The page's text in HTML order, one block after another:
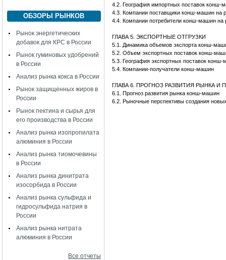
ОБЗОРЫ РЫНКОВ
Рынок энергетических
добавок для КРС в России
Рынок гуминовых удобрений
в России
Анализ рынка кокса в России
Рынок защищенных жиров в
России
Рынок пектина и сырья для
его производства в России
Анализ рынка изопропилата
алюминия в России
Анализ рынка тиомочевины
в России
Анализ рынка динитрата
изосорбида в России
Анализ рынка сульфида и
гидросульфида натрия в
России
Анализ рынка нитрата
алюминия в России
Все отчеты
4.2. География импортных поставок конш-
4.3. Компании поставщики конш-машин на
4.4. Компании потребители конш-машин на
ГЛАВА 5. ЭКСПОРТНЫЕ ОТГРУЗКИ
5.1. Динамика объемов экспорта конш-
5.2. Объем экспортных поставок конш-
5.3. География экспортных поставок
5.4. Компании-получатели конш-машин
ГЛАВА 6. ПРОГНОЗ РАЗВИТИЯ РЫНКА
6.1. Прогноз развития рынка конш-машин
6.2. Рыночные перспективы создания